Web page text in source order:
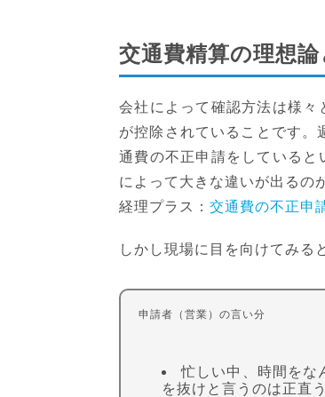
交通費精算の理想
会社によって確認方法は様々
が控除されていることです
通費の不正申請をしている
によって大きな違いが出るの
経理プラス： 交通費の不正申
しかし現場に目を向けてみる
申請者（営業）の言い分
忙しい中、時間をな
を抜けと言うのは正直